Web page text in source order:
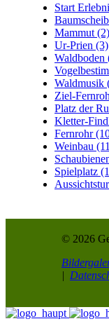
Start
Mammut (2)
Ur-Prien (3)
Waldboden
Waldmusik
Ziel-
Platz der
Kletter-
Fernrohr
Weinbau
Spielplatz
© 2026
|